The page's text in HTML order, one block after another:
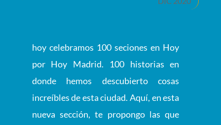
hoy celebramos 100 seciones en Hoy
por Hoy Madrid. 100 historias en
donde hemos descubierto cosas
increíbles de esta ciudad. Aquí, en esta
nueva sección, te propongo las que